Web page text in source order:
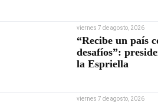
viernes 7 de agosto, 2026
“Recibe un país
desafíos”:
la Espriella
viernes 7 de agosto, 2026